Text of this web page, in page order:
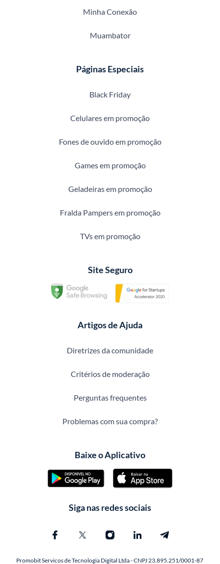
Minha Conexão
Muambator
Páginas Especiais
Black Friday
Celulares em promoção
Fones de ouvido em promoção
Games em promoção
Geladeiras em promoção
Fralda Pampers em promoção
TVs em promoção
Site Seguro
Artigos de Ajuda
Diretrizes da comunidade
Critérios de moderação
Perguntas frequentes
Problemas com sua compra?
Baixe o Aplicativo
Siga nas redes sociais
Promobit Servicos de Tecnologia Digital Ltda - CNPJ 23.895.251/0001-87